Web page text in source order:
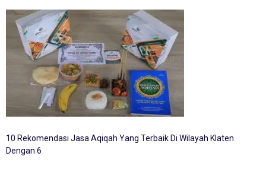
10 Rekomendasi Jasa Aqiqah Yang Terbaik Di Wilayah Klaten
Dengan 6